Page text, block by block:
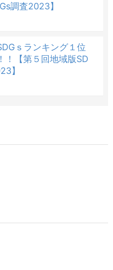
調査2023】
ｓランキング１位
！【第５回地域版SD
】